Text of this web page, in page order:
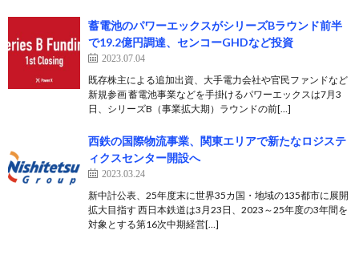
蓄電池のパワーエックスがシリーズBラウンド前半
で19.2億円調達、センコーGHDなど投資
2023.07.04
既存株主による追加出資、大手電力会社や官民ファンドなど
新規参画 蓄電池事業などを手掛けるパワーエックスは7月3
日、シリーズB（事業拡大期）ラウンドの前[…]
西鉄の国際物流事業、関東エリアで新たなロジステ
ィクスセンター開設へ
2023.03.24
新中計公表、25年度末に世界35カ国・地域の135都市に展開
拡大目指す 西日本鉄道は3月23日、2023～25年度の3年間を
対象とする第16次中期経営[…]